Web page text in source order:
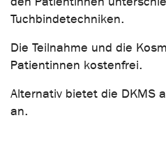
Tuchbindetechniken.
Die Teilnahme und die
Patientinnen kostenfrei.
Alternativ bietet die DKMS
an.